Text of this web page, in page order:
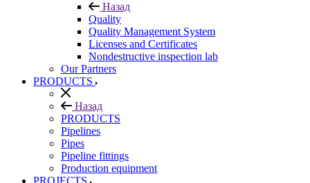
Назад
Quality
Quality Management System
Licenses and Certificates
Nondestructive inspection lab
Our Partners
PRODUCTS
Назад
PRODUCTS
Pipelines
Pipes
Pipeline fittings
Production equipment
PROJECTS